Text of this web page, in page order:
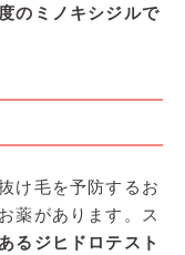
のミノキシジルで
け毛を予防するお
薬があります。ス
るジヒドロテスト